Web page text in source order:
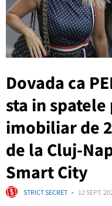
Dovada ca
sta in
imobiliar de
de la Cluj-
Smart City
STRICT SECRET 12 SEPT.